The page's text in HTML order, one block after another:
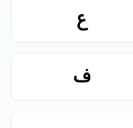
ع
ف